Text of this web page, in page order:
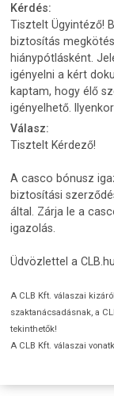
Kérdés:
Tisztelt Ügyintéző!
biztosítás
hiánypótlásként.
igényelni a kért
kaptam, hogy élő
igényelhető.
Válasz:
Tisztelt Kérdező!
A casco bónusz
biztosítási
által. Zárja le a
igazolás.
Üdvözlettel a
A CLB Kft. válaszai
szaktanácsadásnak, a
tekinthetők!
A CLB Kft. válaszai